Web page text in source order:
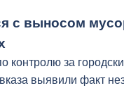
возраста 16 лет),
с выносом
контролю за
выявили факт